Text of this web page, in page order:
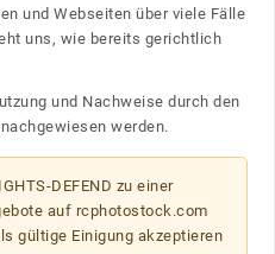
und Webseiten über viele Fälle
uns, wie bereits gerichtlich
und Nachweise durch den
werden.
DEFEND zu einer
auf rcphotostock.com
gültige Einigung akzeptieren